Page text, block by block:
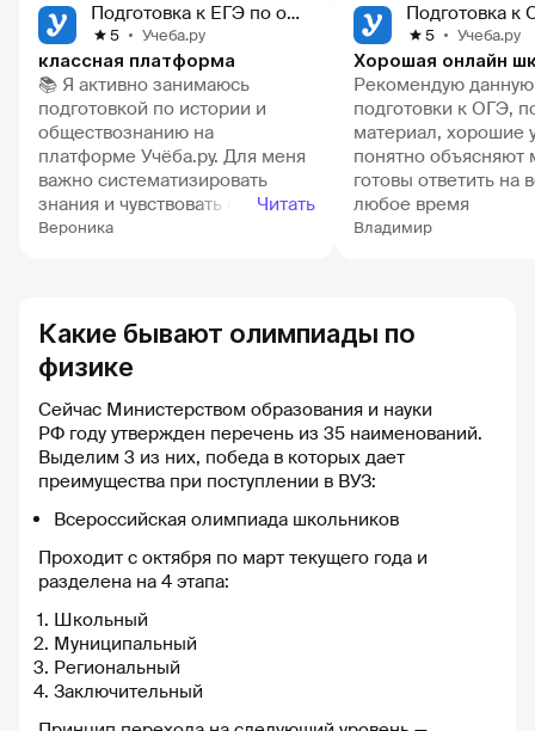
Подготовка к ЕГЭ по обществознанию
5 Учеба.ру
Вероника
классная платформа
📚 Я активно занимаюсь
подготовкой по истории и
обществознанию на
платформе Учёба.ру. Для меня
важно систематизировать
знания и чувствовать себя
уверенно на экзаменах, и эта
истории и обществознанию.
Все материалы представлены
ясно и интересно, разбиты на
восприятие информации. 👩‍🏫
Преподаватели действительно
увлечённые и опытные
специалисты своего дела. У
каждого преподавателя своя
всех объединяет одно —
умение доходчиво и лаконично
объяснить сложный материал.
⏳ Меня приятно удивляет
скорость реакции
преподавателей на мои
Читать
5 Учеба.ру
Владимир
Рекомендую
подготовки к ОГЭ,
материал, хорошие
понятно объясняют
готовы ответить на
любое время
Какие бывают олимпиады по
физике
Сейчас Министерством образования и науки
РФ году утвержден перечень из 35 наименований.
Выделим 3 из них, победа в которых дает
преимущества при поступлении в ВУЗ:
Всероссийская олимпиада школьников
Проходит с октября по март текущего года и
разделена на 4 этапа:
Школьный
Муниципальный
Региональный
Заключительный